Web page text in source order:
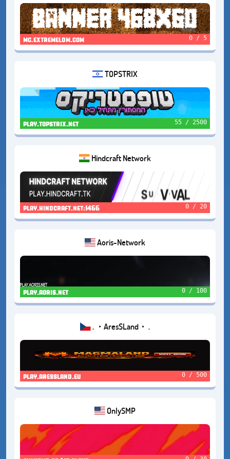
mc.extremeldm.com 0 / 5
TOPSTRIX
play.topstrix.net 55 / 2500
Hindcraft Network
play.hindcraft.net:1466 0 / 20
Aoris-Network
play.aoris.net 0 / 100
. ・AresSLand・ .
play.aressland.eu 0 / 500
OnlySMP